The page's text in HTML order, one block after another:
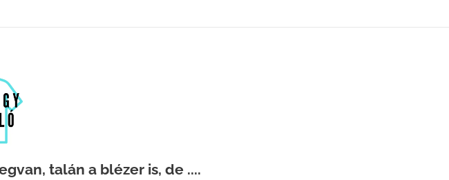
talán a blézer is, de ....